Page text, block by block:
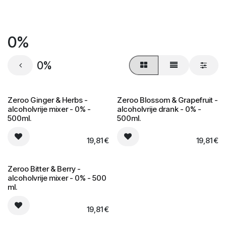
0%
0%
0% alcoholvrij
Zeroo Ginger & Herbs -
alcoholvrije mixer - 0% -
500ml.
19,81€ 0% alcoholvrij
Zeroo Blossom & Grapefruit -
alcoholvrije drank - 0% -
500ml.
19,81€
0% alcoholvrij
Zeroo Bitter & Berry -
alcoholvrije mixer - 0% - 500
ml.
19,81€